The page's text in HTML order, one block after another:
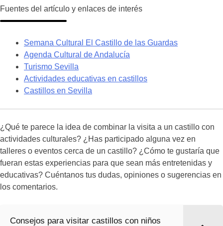
Fuentes del artículo y enlaces de interés
Semana Cultural El Castillo de las Guardas
Agenda Cultural de Andalucía
Turismo Sevilla
Actividades educativas en castillos
Castillos en Sevilla
¿Qué te parece la idea de combinar la visita a un castillo con
actividades culturales? ¿Has participado alguna vez en
talleres o eventos cerca de un castillo? ¿Cómo te gustaría que
fueran estas experiencias para que sean más entretenidas y
educativas? Cuéntanos tus dudas, opiniones o sugerencias en
los comentarios.
Consejos para visitar castillos con niños